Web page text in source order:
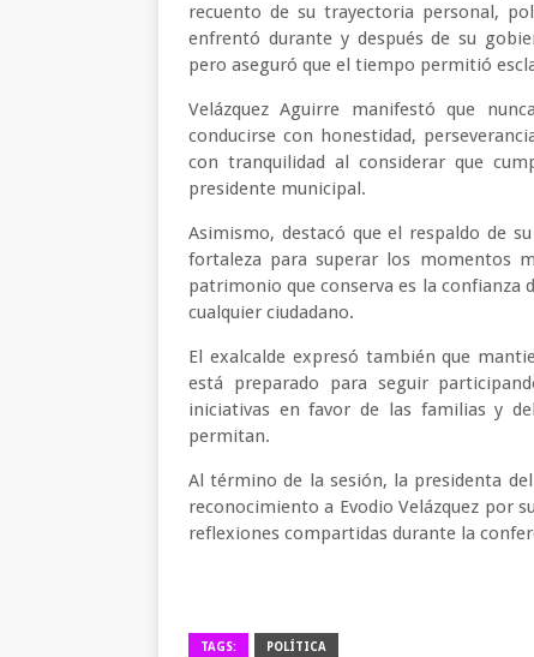
recuento de su trayectoria personal,
enfrentó durante y después de su
pero aseguró que el tiempo permitió
Velázquez Aguirre manifestó que
conducirse con honestidad,
con tranquilidad al considerar que
presidente municipal.
Asimismo, destacó que el respaldo de
fortaleza para superar los momentos
patrimonio que conserva es la confianza
cualquier ciudadano.
El exalcalde expresó también que
está preparado para seguir
iniciativas en favor de las familias y
permitan.
Al término de la sesión, la presidenta
reconocimiento a Evodio Velázquez por
reflexiones compartidas durante la
TAGS: POLÍTICA